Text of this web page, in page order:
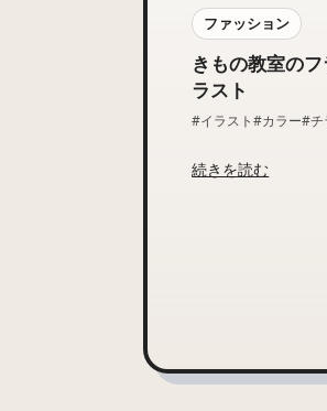
ファッション
きもの教室の
ラスト
#イラスト#カラー#チ
続きを読む